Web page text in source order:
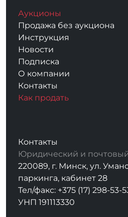
Аукционы
Продажа без аукциона
Инструкция
Новости
Подписка
О компании
Контакты
Как продать
Контакты
Юридический и
220089, г. Минск, ул.
паркинга, кабинет 28
Тел/факс: +375 (17) 298-53-
УНП 191113330